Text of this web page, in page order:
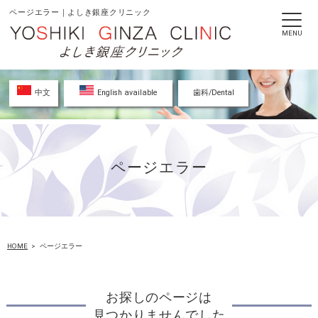
ページエラー｜よしき銀座クリニック
中文 English available 歯科/Dental
ページエラー
HOME ページエラー
お探しのページは
見つかりませんでした
MENU